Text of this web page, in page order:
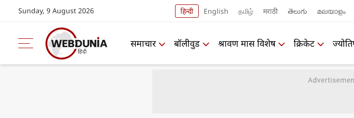
Sunday, 9 August 2026 हिन्दी English தமிழ் मराठी తెలుగు മലയാളം
समाचार बॉलीवुड श्रावण मास विशेष क्रिकेट